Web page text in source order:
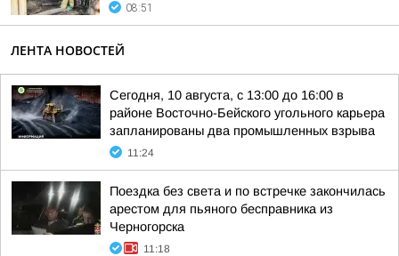
08:51
ЛЕНТА НОВОСТЕЙ
Сегодня, 10 августа, с 13:00 до 16:00 в
районе Восточно-Бейского угольного карьера
запланированы два промышленных взрыва
11:24
Поездка без света и по встречке закончилась
арестом для пьяного бесправника из
Черногорска
11:18